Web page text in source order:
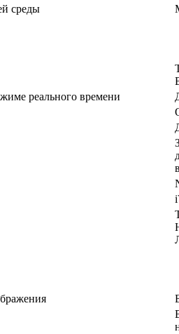
среды
реального времени